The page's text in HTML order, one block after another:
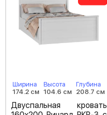
Ширина
174.2 см
Высота
104.6 см
Глубина
208.7 см
Двуспальная кровать